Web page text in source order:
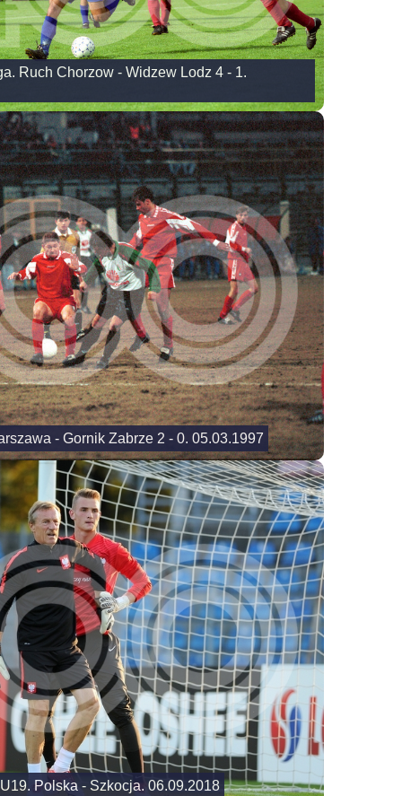
Ruch Chorzow - Widzew Lodz 4 - 1.
- Gornik Zabrze 2 - 0. 05.03.1997
Polska - Szkocja. 06.09.2018